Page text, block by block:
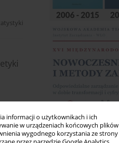
informacji o użytkownikach i ich
w urządzeniach końcowych plików
wygodnego korzystania ze strony